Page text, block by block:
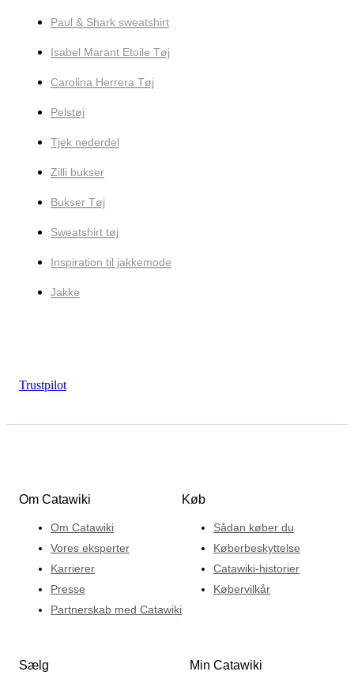
Paul & Shark sweatshirt
Isabel Marant Etoile Tøj
Carolina Herrera Tøj
Pelstøj
Tjek nederdel
Zilli bukser
Bukser Tøj
Sweatshirt tøj
Inspiration til jakkemode
Jakke
Trustpilot
Om Catawiki
Om Catawiki
Vores eksperter
Karrierer
Presse
Partnerskab med Catawiki
Køb
Sådan køber du
Køberbeskyttelse
Catawiki-historier
Købervilkår
Sælg Min Catawiki